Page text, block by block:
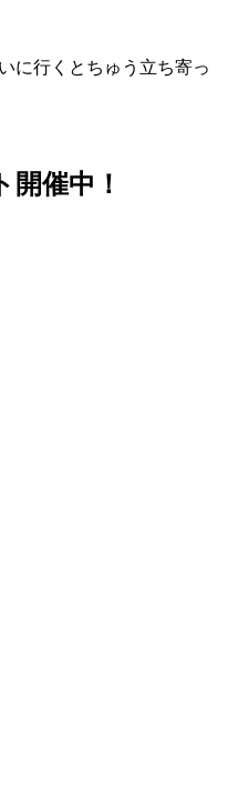
に行くとちゅう立ち寄っ
催中！